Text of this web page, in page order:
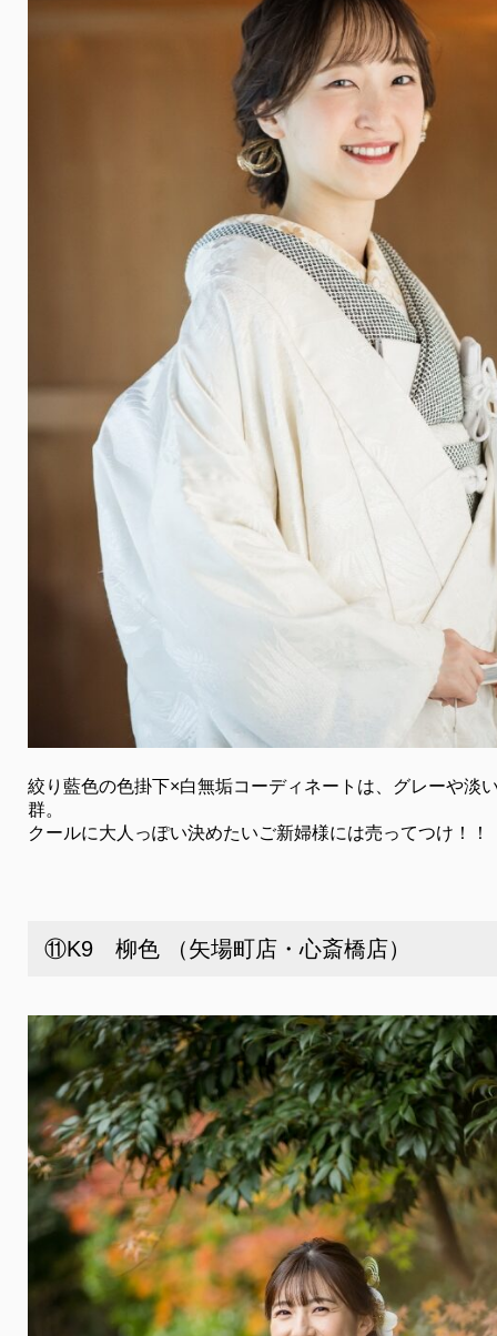
絞り藍色の色掛下×白無垢コーディネートは、グレーや淡
群。
クールに大人っぽい決めたいご新婦様には売ってつけ！！
⑪K9 柳色 （矢場町店・心斎橋店）